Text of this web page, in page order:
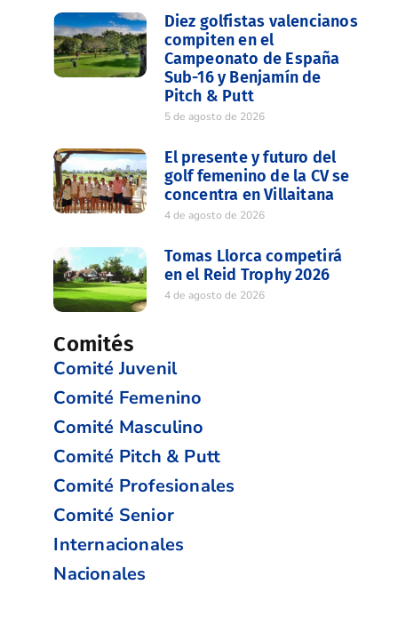
Diez golfistas valencianos
compiten en el
Campeonato de España
Sub-16 y Benjamín de
Pitch & Putt
5 de agosto de 2026
El presente y futuro del
golf femenino de la CV se
concentra en Villaitana
4 de agosto de 2026
Tomas Llorca competirá
en el Reid Trophy 2026
4 de agosto de 2026
Comités
Comité Juvenil
Comité Femenino
Comité Masculino
Comité Pitch & Putt
Comité Profesionales
Comité Senior
Internacionales
Nacionales